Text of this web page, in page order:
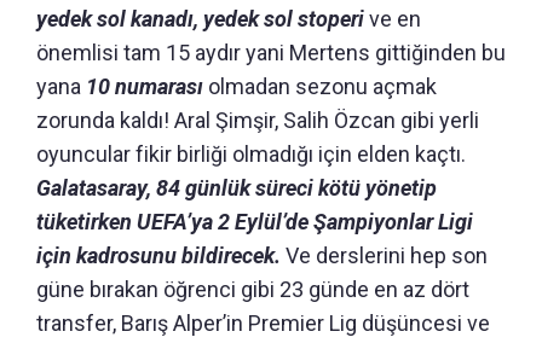
yedek sol kanadı, yedek sol stoperive en
önemlisi tam 15 aydır yani Mertens gittiğinden bu
yana 10 numarası olmadan sezonu açmak
zorunda kaldı! Aral Şimşir, Salih Özcan gibi yerli
oyuncular fikir birliği olmadığı için elden kaçtı.
Galatasaray, 84 günlük süreci kötü yönetip
tüketirken UEFA’ya 2 Eylül’de Şampiyonlar Ligi
için kadrosunu bildirecek. Ve derslerini hep son
güne bırakan öğrenci gibi 23 günde en az dört
transfer, Barış Alper’in Premier Lig düşüncesi ve